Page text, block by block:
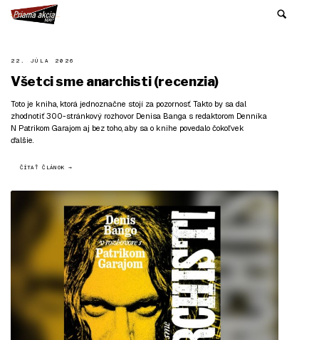
22. JÚLA 2026
Všetci sme anarchisti (recenzia)
Toto je kniha, ktorá jednoznačne stojí za pozornosť. Takto by sa dal
zhodnotiť 300-stránkový rozhovor Denisa Banga s redaktorom Denníka
N Patrikom Garajom aj bez toho, aby sa o knihe povedalo čokoľvek
ďalšie.
ČÍTAŤ ČLÁNOK →